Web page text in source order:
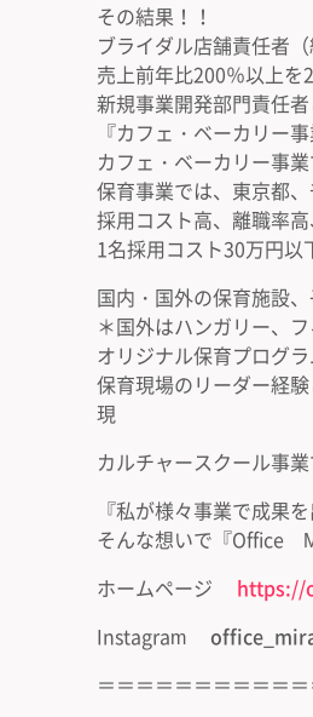
その結果！！
ブライダル店舗責任者
売上前年比200％以上
新規事業開発部門責任
『カフェ・ベーカリー
カフェ・ベーカリー事
保育事業では、東京都
採用コスト高、離職率
1名採用コスト30万円
国内・国外の保育施設
＊国外はハンガリー、
オリジナル保育プログ
保育現場のリーダー経
現
カルチャースクール事
『私が様々事業で成果
そんな想いで『Office
ホームページ https://
Instagram
＝＝＝＝＝＝＝＝＝＝